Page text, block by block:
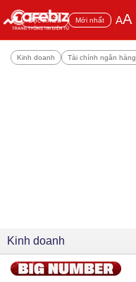
Đọc nhiều Mới nhất AA
Kinh doanh Tài chính ngân hàng
Kinh doanh